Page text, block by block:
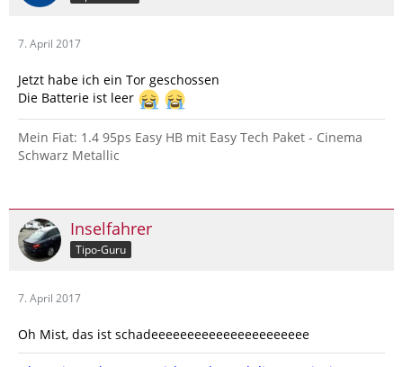
7. April 2017
Jetzt habe ich ein Tor geschossen
Die Batterie ist leer
Mein Fiat: 1.4 95ps Easy HB mit Easy Tech Paket - Cinema
Schwarz Metallic
Inselfahrer
Tipo-Guru
7. April 2017
Oh Mist, das ist schadeeeeeeeeeeeeeeeeeeeeee